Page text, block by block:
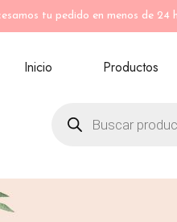
tu pedido en menos de 24
Inicio Productos